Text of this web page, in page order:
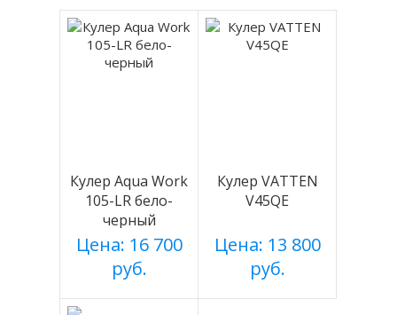
Кулер Aqua Work
105-LR бело-
черный
Цена: 16 700
руб.
Кулер VATTEN
V45QE
Цена: 13 800
руб.